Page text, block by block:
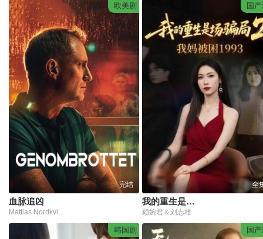
欧美剧
完结
血脉追凶
Mattias Nordkvist,Peter Eggers,Jessica Liedberg,Karin de Frumerie
国
全
我的重生是场骗局2我妈被困1993
顾婉君＆刘志雄
韩国剧 国